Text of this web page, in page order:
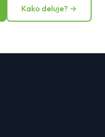
Kako deluje? →